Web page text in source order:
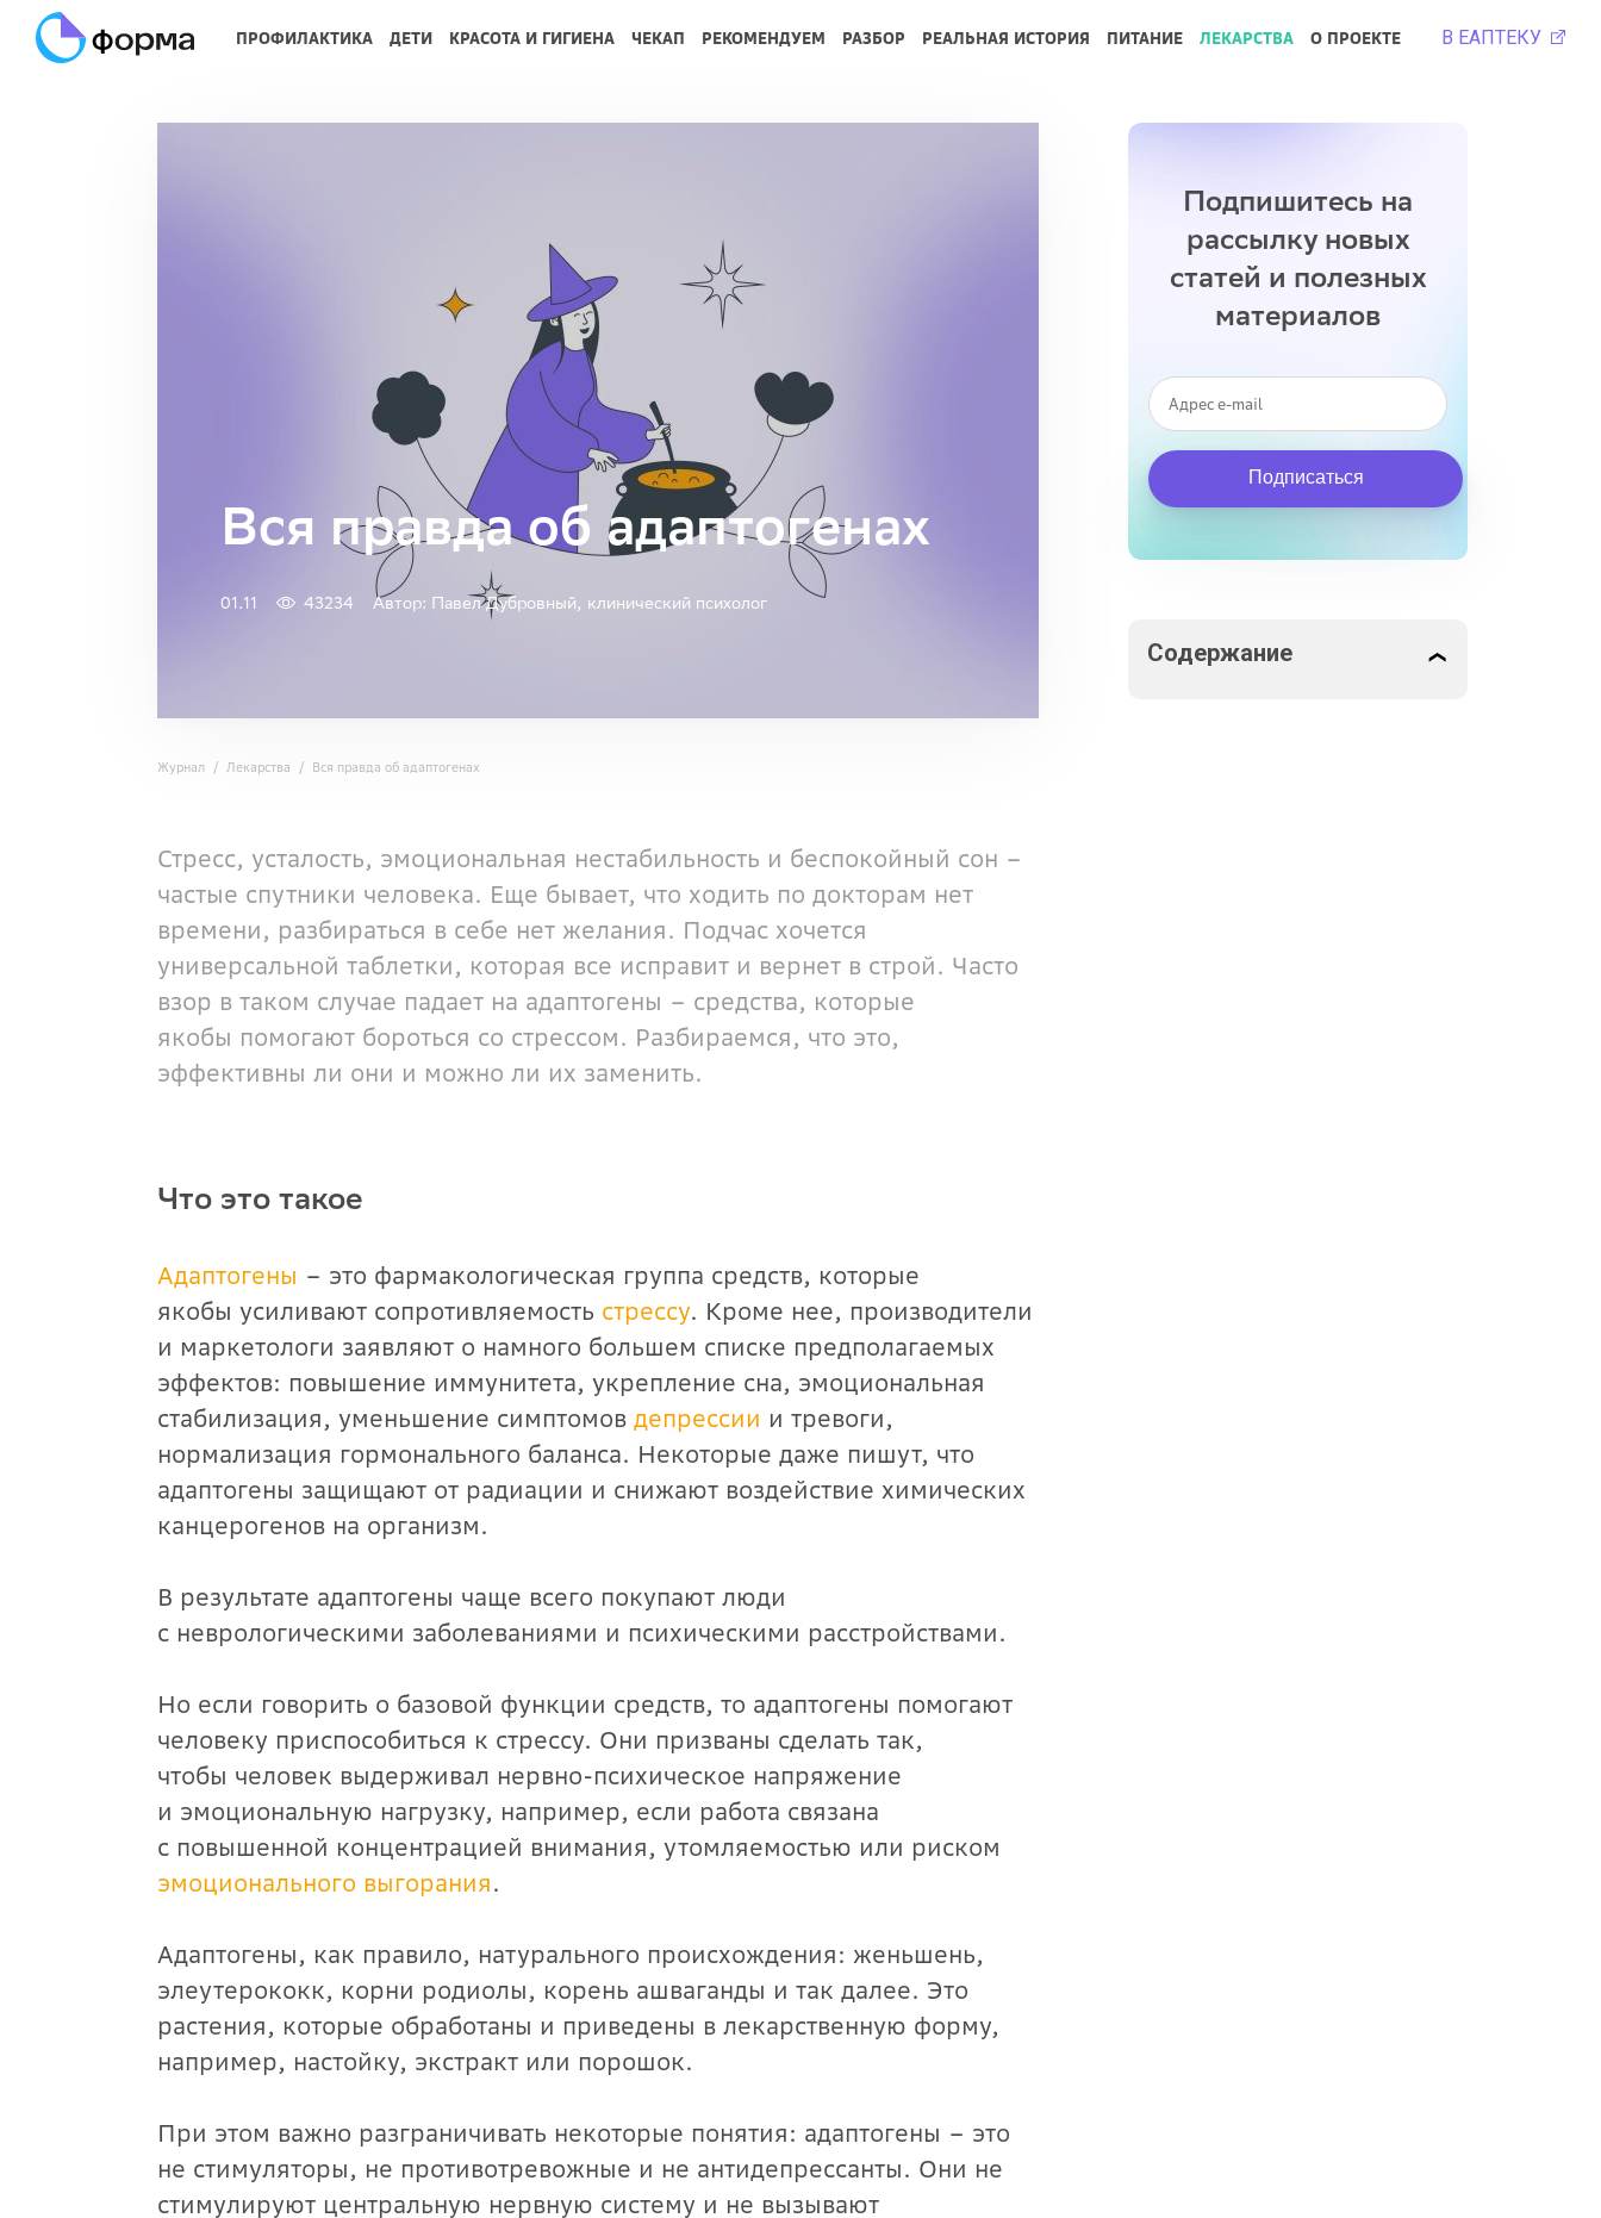
ПРОФИЛАКТИКА ДЕТИ КРАСОТА И ГИГИЕНА ЧЕКАП РЕКОМЕНДУЕМ РАЗБОР РЕАЛЬНАЯ ИСТОРИЯ ПИТАНИЕ ЛЕКАРСТВА О ПРОЕКТЕ В ЕАПТЕКУ
Вся правда об адаптогенах
01.11 43234 Автор: Павел Дубровный, клинический психолог
Журнал Лекарства Вся правда об адаптогенах
Стресс, усталость, эмоциональная нестабильность и беспокойный сон –
частые спутники человека. Еще бывает, что ходить по докторам нет
времени, разбираться в себе нет желания. Подчас хочется
универсальной таблетки, которая все исправит и вернет в строй. Часто
взор в таком случае падает на адаптогены – средства, которые
якобы помогают бороться со стрессом. Разбираемся, что это,
эффективны ли они и можно ли их заменить.
Что это такое
Адаптогены – это фармакологическая группа средств, которые
якобы усиливают сопротивляемость стрессу. Кроме нее, производители
и маркетологи заявляют о намного большем списке предполагаемых
эффектов: повышение иммунитета, укрепление сна, эмоциональная
стабилизация, уменьшение симптомов депрессии и тревоги,
нормализация гормонального баланса. Некоторые даже пишут, что
адаптогены защищают от радиации и снижают воздействие химических
канцерогенов на организм.
В результате адаптогены чаще всего покупают люди
с неврологическими заболеваниями и психическими расстройствами.
Но если говорить о базовой функции средств, то адаптогены помогают
человеку приспособиться к стрессу. Они призваны сделать так,
чтобы человек выдерживал нервно-психическое напряжение
и эмоциональную нагрузку, например, если работа связана
с повышенной концентрацией внимания, утомляемостью или риском
эмоционального выгорания.
Адаптогены, как правило, натурального происхождения: женьшень,
элеутерококк, корни родиолы, корень ашваганды и так далее. Это
растения, которые обработаны и приведены в лекарственную форму,
например, настойку, экстракт или порошок.
При этом важно разграничивать некоторые понятия: адаптогены – это
не стимуляторы, не противотревожные и не антидепрессанты. Они не
стимулируют центральную нервную систему и не вызывают
Подпишитесь на
рассылку новых
статей и полезных
материалов
Подписаться
Содержание